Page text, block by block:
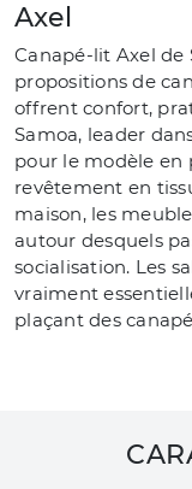
Axel
Canapé-lit Axel de
propositions de
offrent confort,
Samoa, leader
pour le modèle en
revêtement en
maison, les
autour desquels
socialisation. Les
vraiment
plaçant des